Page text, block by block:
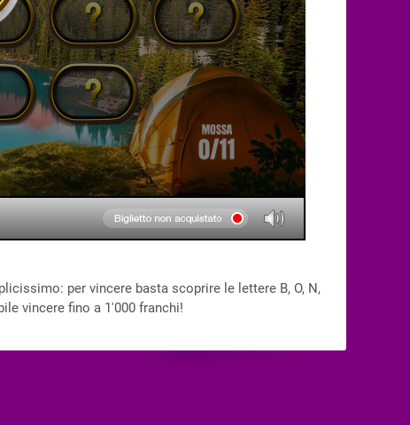
per vincere basta scoprire le lettere B, O, N,
vincere fino a 1'000 franchi!